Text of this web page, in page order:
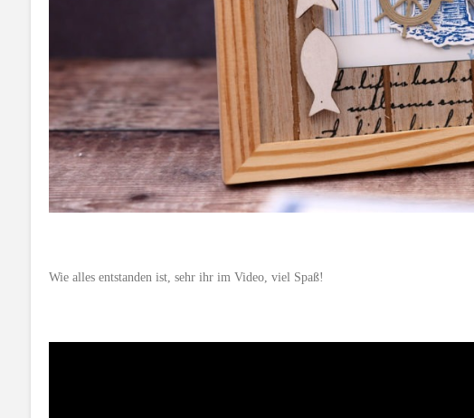
Wie alles entstanden ist, sehr ihr im Video, viel Spaß!